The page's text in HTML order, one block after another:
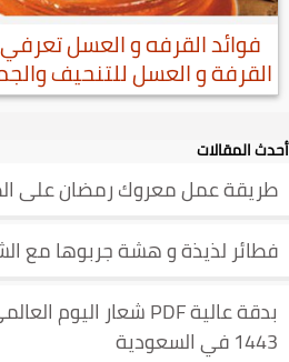
فوائد القرفه و العسل
القرفة و العسل للتنحيف
أحدث المقالات
طريقة عمل معروك رمضان على
فطائر لذيذة و هشة جربوها مع
1443 في السعودية